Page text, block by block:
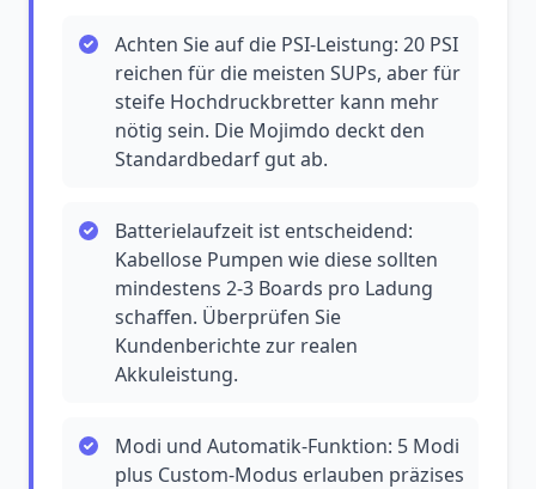
Achten Sie auf die PSI-Leistung: 20 PSI
reichen für die meisten SUPs, aber für
steife Hochdruckbretter kann mehr
nötig sein. Die Mojimdo deckt den
Standardbedarf gut ab.
Batterielaufzeit ist entscheidend:
Kabellose Pumpen wie diese sollten
mindestens 2-3 Boards pro Ladung
schaffen. Überprüfen Sie
Kundenberichte zur realen
Akkuleistung.
Modi und Automatik-Funktion: 5 Modi
plus Custom-Modus erlauben präzises